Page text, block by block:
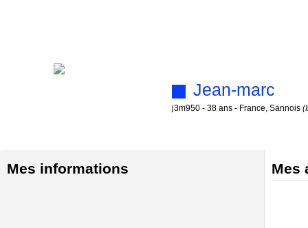
Jean-marc
j3m950 - 38 ans - France, Sannois
Mes informations Mes